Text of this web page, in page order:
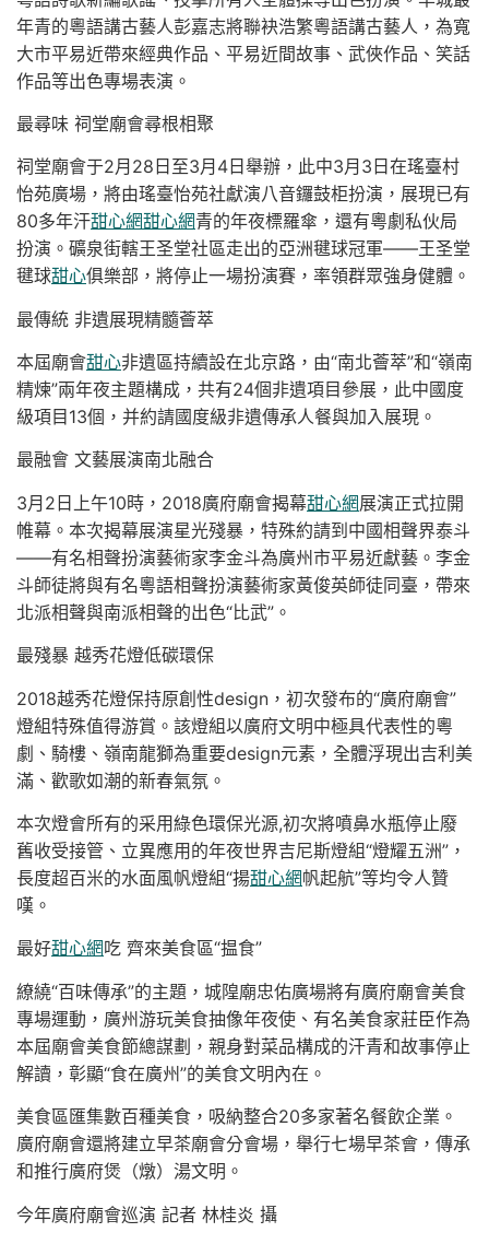
年青的粵語講古藝人彭嘉志將聯袂浩繁粵語講古藝人，為寬
大市平易近帶來經典作品、平易近間故事、武俠作品、笑話
作品等出色專場表演。
最尋味 祠堂廟會尋根相聚
祠堂廟會于2月28日至3月4日舉辦，此中3月3日在瑤臺村
怡苑廣場，將由瑤臺怡苑社獻演八音鑼鼓柜扮演，展現已有
80多年汗甜心網甜心網青的年夜標羅傘，還有粵劇私伙局
扮演。礦泉街轄王圣堂社區走出的亞洲毽球冠軍——王圣堂
毽球甜心俱樂部，將停止一場扮演賽，率領群眾強身健體。
最傳統 非遺展現精髓薈萃
本屆廟會甜心非遺區持續設在北京路，由“南北薈萃”和“嶺南
精煉”兩年夜主題構成，共有24個非遺項目參展，此中國度
級項目13個，并約請國度級非遺傳承人餐與加入展現。
最融會 文藝展演南北融合
3月2日上午10時，2018廣府廟會揭幕甜心網展演正式拉開
帷幕。本次揭幕展演星光殘暴，特殊約請到中國相聲界泰斗
——有名相聲扮演藝術家李金斗為廣州市平易近獻藝。李金
斗師徒將與有名粵語相聲扮演藝術家黃俊英師徒同臺，帶來
北派相聲與南派相聲的出色“比武”。
最殘暴 越秀花燈低碳環保
2018越秀花燈保持原創性design，初次發布的“廣府廟會”
燈組特殊值得游賞。該燈組以廣府文明中極具代表性的粵
劇、騎樓、嶺南龍獅為重要design元素，全體浮現出吉利美
滿、歡歌如潮的新春氣氛。
本次燈會所有的采用綠色環保光源,初次將噴鼻水瓶停止廢
舊收受接管、立異應用的年夜世界吉尼斯燈組“燈耀五洲”，
長度超百米的水面風帆燈組“揚甜心網帆起航”等均令人贊
嘆。
最好甜心網吃 齊來美食區“揾食”
繚繞“百味傳承”的主題，城隍廟忠佑廣場將有廣府廟會美食
專場運動，廣州游玩美食抽像年夜使、有名美食家莊臣作為
本屆廟會美食節總謀劃，親身對菜品構成的汗青和故事停止
解讀，彰顯“食在廣州”的美食文明內在。
美食區匯集數百種美食，吸納整合20多家著名餐飲企業。
廣府廟會還將建立早茶廟會分會場，舉行七場早茶會，傳承
和推行廣府煲（燉）湯文明。
今年廣府廟會巡演 記者 林桂炎 攝